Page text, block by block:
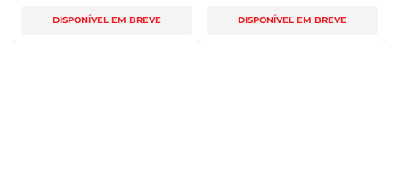
DISPONÍVEL EM BREVE DISPONÍVEL EM BREVE